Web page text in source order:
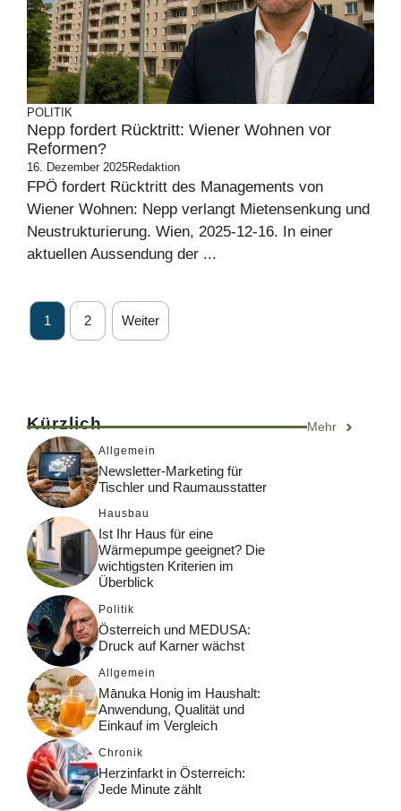
POLITIK
Nepp fordert Rücktritt: Wiener Wohnen vor
Reformen?
16. Dezember 2025Redaktion
FPÖ fordert Rücktritt des Managements von
Wiener Wohnen: Nepp verlangt Mietensenkung und
Neustrukturierung. Wien, 2025-12-16. In einer
aktuellen Aussendung der ...
1 2 Weiter
Kürzlich Mehr
Allgemein
Newsletter-Marketing für
Tischler und Raumausstatter
Hausbau
Ist Ihr Haus für eine
Wärmepumpe geeignet? Die
wichtigsten Kriterien im
Überblick
Politik
Österreich und MEDUSA:
Druck auf Karner wächst
Allgemein
Mānuka Honig im Haushalt:
Anwendung, Qualität und
Einkauf im Vergleich
Chronik
Herzinfarkt in Österreich:
Jede Minute zählt